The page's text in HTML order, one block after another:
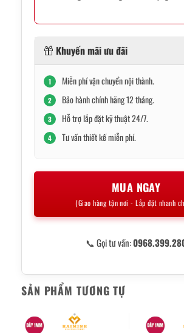
Khuyến mãi ưu đãi
1 Miễn phí vận chuyển nội thành.
2 Bảo hành chính hãng 12 tháng.
3 Hỗ trợ lắp đặt kỹ thuật 24/7.
4 Tư vấn thiết kế miễn phí.
MUA NGAY
(Giao hàng tận nơi - Lắp đặt nhanh
📞 Gọi tư vấn:
SẢN PHẨM TƯƠNG TỰ